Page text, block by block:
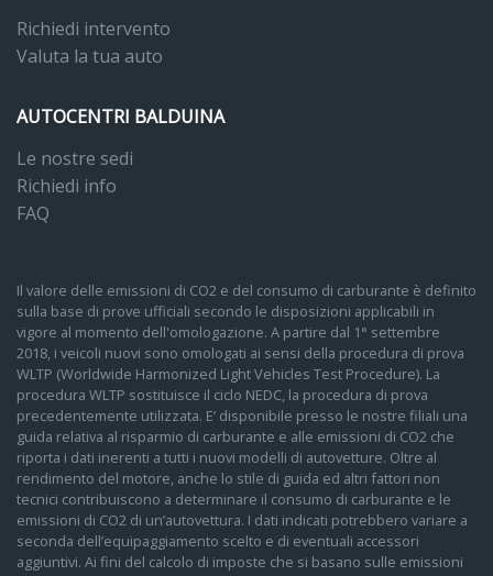
Richiedi intervento
Valuta la tua auto
AUTOCENTRI BALDUINA
Le nostre sedi
Richiedi info
FAQ
Il valore delle emissioni di CO2 e del consumo di carburante è definito
sulla base di prove ufficiali secondo le disposizioni applicabili in
vigore al momento dell'omologazione. A partire dal 1° settembre
2018, i veicoli nuovi sono omologati ai sensi della procedura di prova
WLTP (Worldwide Harmonized Light Vehicles Test Procedure). La
procedura WLTP sostituisce il ciclo NEDC, la procedura di prova
precedentemente utilizzata. E’ disponibile presso le nostre filiali una
guida relativa al risparmio di carburante e alle emissioni di CO2 che
riporta i dati inerenti a tutti i nuovi modelli di autovetture. Oltre al
rendimento del motore, anche lo stile di guida ed altri fattori non
tecnici contribuiscono a determinare il consumo di carburante e le
emissioni di CO2 di un’autovettura. I dati indicati potrebbero variare a
seconda dell’equipaggiamento scelto e di eventuali accessori
aggiuntivi. Ai fini del calcolo di imposte che si basano sulle emissioni